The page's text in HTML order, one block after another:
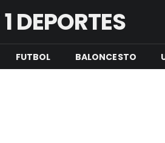
1 DEPORTES
FUTBOL BALONCESTO